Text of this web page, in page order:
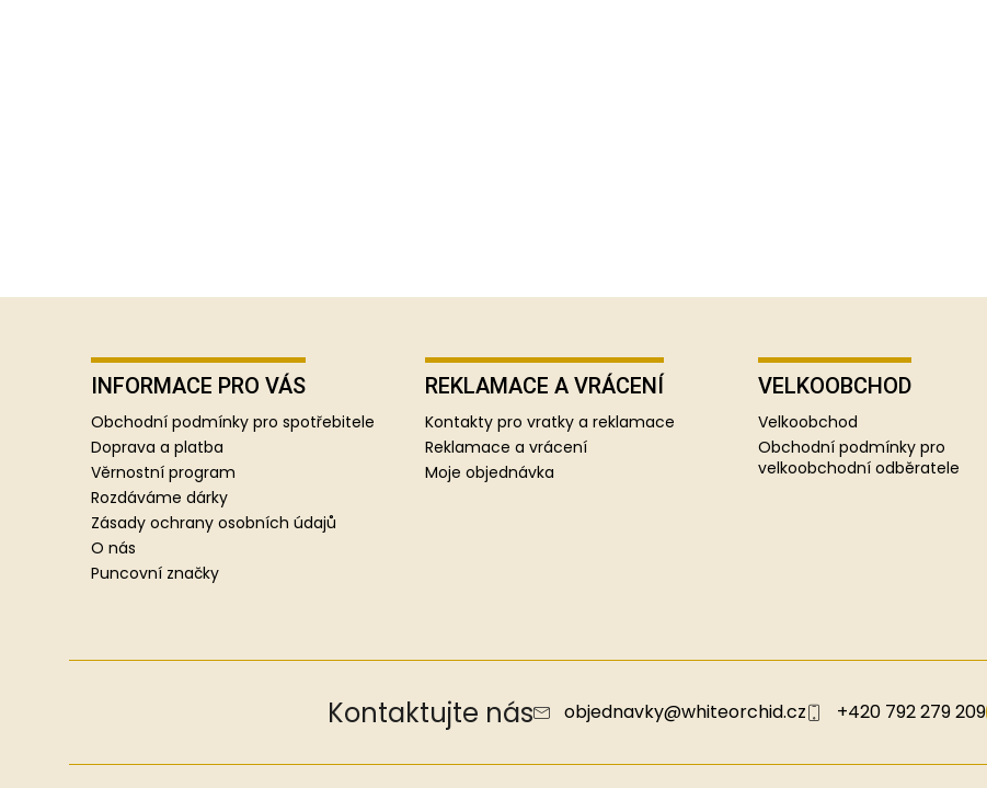
INFORMACE PRO VÁS
Obchodní podmínky pro spotřebitele
Doprava a platba
Věrnostní program
Rozdáváme dárky
Zásady ochrany osobních údajů
O nás
Puncovní značky
REKLAMACE A VRÁCENÍ
Kontakty pro vratky a reklamace
Reklamace a vrácení
Moje objednávka
VELKOOBCHOD
Velkoobchod
Obchodní podmínky pro
velkoobchodní odběratele
Kontaktujte nás objednavky@whiteorchid.cz +420 792 279 209